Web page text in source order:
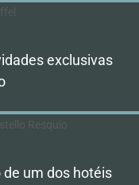
exclusivas
de um dos hotéis